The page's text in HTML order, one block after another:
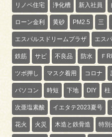
リノベ住宅 浄化槽 新入社員
ローン金利 黄砂 PM2.5 三
エスパルスドリームプラザ エス
鉄筋 サビ 不良品 防水 Ｆ
ツボ押し マスク着用 コロナ
パソコン 時短 下地 DIY 柱
次亜塩素酸 イエタテ2023夏号
花火 火災 木造と鉄骨造 特別